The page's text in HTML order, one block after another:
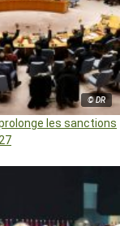
© DR
prolonge les sanctions